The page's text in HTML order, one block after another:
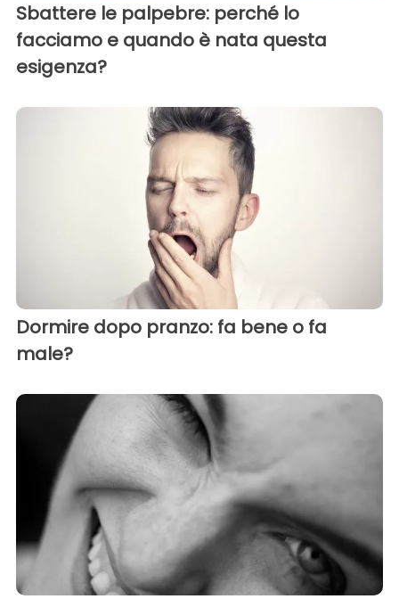
Sbattere le palpebre: perché lo
facciamo e quando è nata questa
esigenza?
Dormire dopo pranzo: fa bene o fa
male?